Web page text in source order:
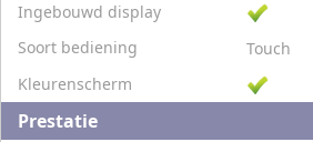
Ingebouwd display
Soort bediening
Touch
Kleurenscherm
Prestatie